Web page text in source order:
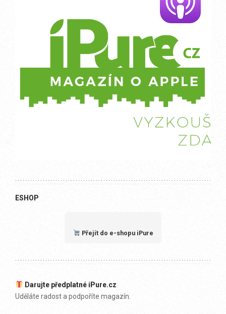
ESHOP
Přejít do e-shopu iPure
Darujte předplatné iPure.cz
Uděláte radost a podpoříte magazín.